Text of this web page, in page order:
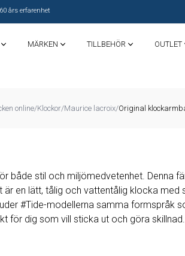
års erfarenhet
MOCKBERG
BOSS Armband
NOBEL by
BILLGREN
MÄRKEN
Nomination
Sandström
TILLBEHÖR OUTLET
online/Klockor/Maurice lacroix/Original
både stil och miljömedvetenhet. Denna
en lätt, tålig och vattentålig klocka med
#Tide-modellerna samma formspråk
för dig som vill sticka ut och göra skillnad.